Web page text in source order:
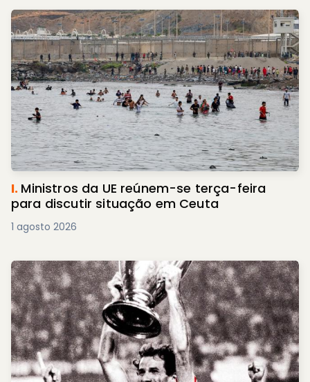
I. Ministros da UE reúnem-se terça-feira
para discutir situação em Ceuta
1 agosto 2026